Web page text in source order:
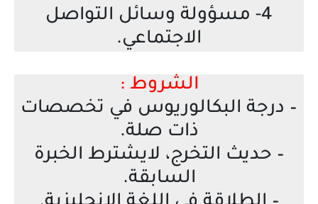
4- مسؤولة وسائل التواصل
الاجتماعي.
الشروط :
– درجة البكالوريوس في تخصصات
ذات صلة.
– حديث التخرج، لايشترط الخبرة
السابقة.